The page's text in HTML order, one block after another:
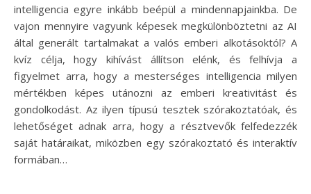
intelligencia egyre inkább beépül a mindennapjainkba. De
vajon mennyire vagyunk képesek megkülönböztetni az AI
által generált tartalmakat a valós emberi alkotásoktól? A
kvíz célja, hogy kihívást állítson elénk, és felhívja a
figyelmet arra, hogy a mesterséges intelligencia milyen
mértékben képes utánozni az emberi kreativitást és
gondolkodást. Az ilyen típusú tesztek szórakoztatóak, és
lehetőséget adnak arra, hogy a résztvevők felfedezzék
saját határaikat, miközben egy szórakoztató és interaktív
formában…